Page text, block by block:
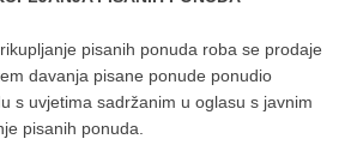
pisanih ponuda roba se prodaje
davanja pisane ponude ponudio
s uvjetima sadržanim u oglasu s javnim
pisanih ponuda.